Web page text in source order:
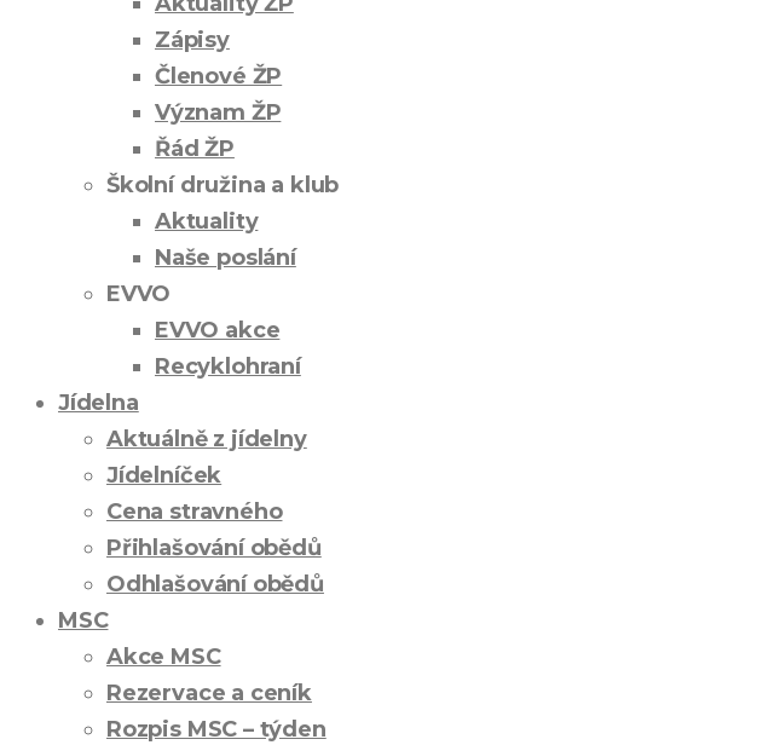
Zápisy
Členové ŽP
Význam ŽP
Řád ŽP
Školní družina a klub
Aktuality
Naše poslání
EVVO
EVVO akce
Recyklohraní
Jídelna
Aktuálně z jídelny
Jídelníček
Cena stravného
Přihlašování obědů
Odhlašování obědů
MSC
Akce MSC
Rezervace a ceník
Rozpis MSC – týden